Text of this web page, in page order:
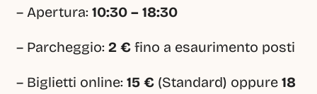
– Apertura: 10:30 – 18:30
– Parcheggio: 2 € fino a esaurimento posti
– Biglietti online: 15 € (Standard) oppure 18